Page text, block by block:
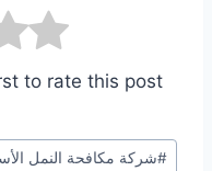
to rate this post.
وسوم
#شركة مكافحة النمل